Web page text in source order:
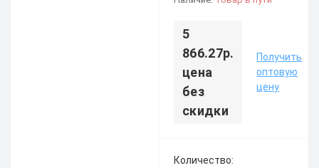
5
866.27р.
цена
без
скидки
Получить
оптовую
цену
Количество: